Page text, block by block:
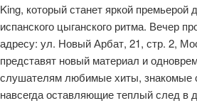
King, который станет яркой премьерой
испанского цыганского ритма. Вечер
адресу: ул. Новый Арбат, 21, стр. 2,
представят новый материал и
слушателям любимые хиты, знакомые
навсегда оставляющие теплый след в